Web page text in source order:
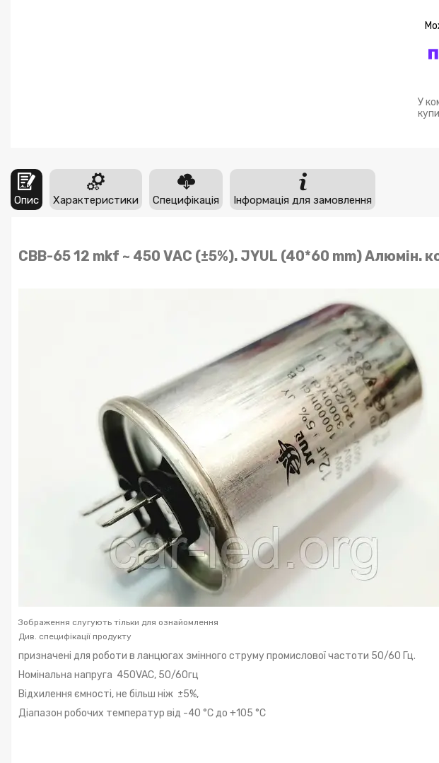
У
Опис Характеристики Специфікація Інформація для замовлення
CBB-65 12 mkf ~ 450 VAC (±5%). JYUL (40*60 mm) Алюмін.
Зображення слугують тільки для ознайомлення
Див. специфікації продукту
призначені для роботи в ланцюгах змінного струму промислової частоти 50/60 Гц.
Номінальна напруга 450VAC, 50/60гц
Відхилення ємності, не більш ніж ±5%,
Діапазон робочих температур від -40 °C до +105 °C